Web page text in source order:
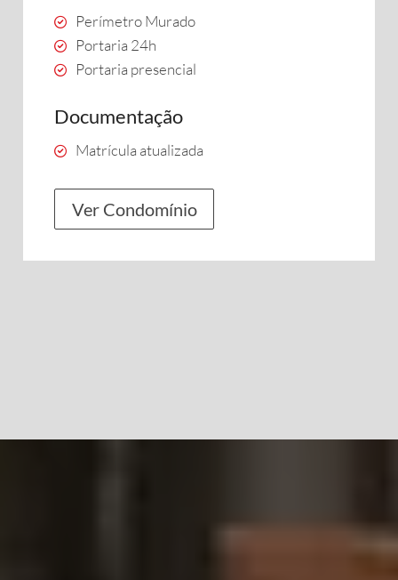
Perímetro Murado
Portaria 24h
Portaria presencial
Documentação
Matrícula atualizada
Ver Condomínio